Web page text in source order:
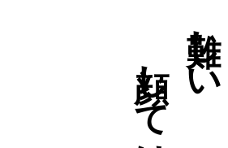
難しい
顔して受ける